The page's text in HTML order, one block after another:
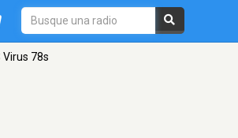
Virus 78s